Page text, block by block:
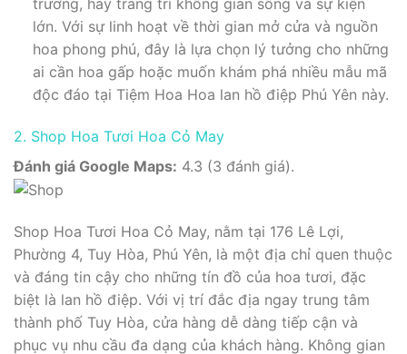
trương, hay trang trí không gian sống và sự kiện
lớn. Với sự linh hoạt về thời gian mở cửa và nguồn
hoa phong phú, đây là lựa chọn lý tưởng cho những
ai cần hoa gấp hoặc muốn khám phá nhiều mẫu mã
độc đáo tại Tiệm Hoa Hoa lan hồ điệp Phú Yên này.
2. Shop Hoa Tươi Hoa Cỏ May
Đánh giá Google Maps: 4.3 (3 đánh giá).
Shop Hoa Tươi Hoa Cỏ May, nằm tại 176 Lê Lợi,
Phường 4, Tuy Hòa, Phú Yên, là một địa chỉ quen thuộc
và đáng tin cậy cho những tín đồ của hoa tươi, đặc
biệt là lan hồ điệp. Với vị trí đắc địa ngay trung tâm
thành phố Tuy Hòa, cửa hàng dễ dàng tiếp cận và
phục vụ nhu cầu đa dạng của khách hàng. Không gian